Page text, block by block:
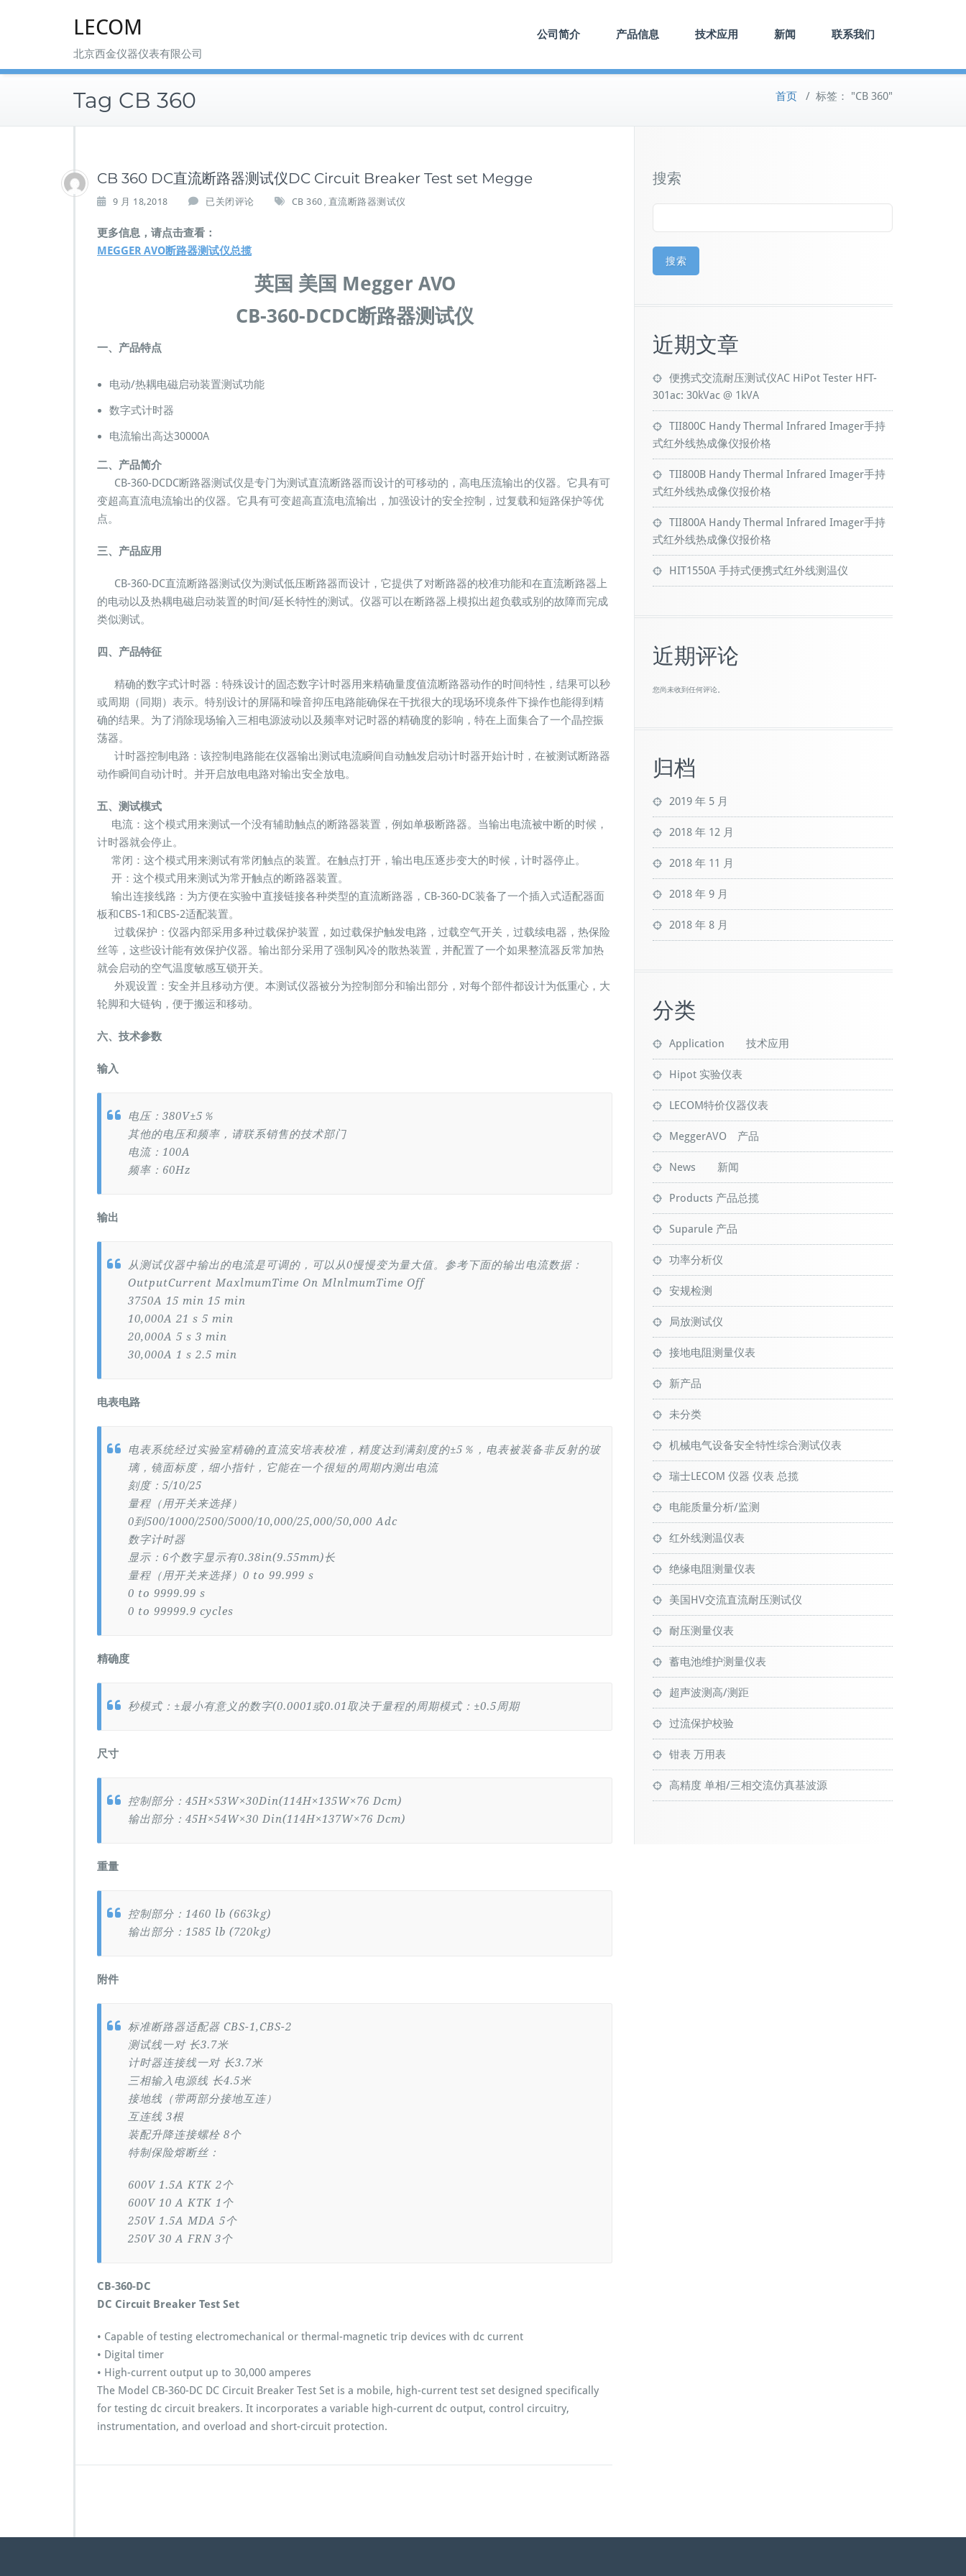
LECOM
北京西金仪器仪表有限公司
公司简介 产品信息 技术应用 新闻 联系我们
Tag CB 360 首页 / 标签： "CB 360"
CB 360 DC直流断路器测试仪DC Circuit Breaker Test set Megge
9 月 18,2018
C
3
6
0
试
c
u
a
k
t
s
e
e
g
已关闭评论 CB 360 直流断路器测试仪
更多信息，请点击查看：
MEGGER AVO断路器测试仪总揽
英国 美国 Megger AVO
CB-360-DCDC断路器测试仪
一、产品特点
电动/热耦电磁启动装置测试功能
数字式计时器
电流输出高达30000A
二、产品简介
CB-360-DCDC断路器测试仪是专门为测试直流断路器而设计的可移动的，高电压流输出的仪器。它具有可
变超高直流电流输出的仪器。它具有可变超高直流电流输出，加强设计的安全控制，过复载和短路保护等优
点。
三、产品应用
CB-360-DC直流断路器测试仪为测试低压断路器而设计，它提供了对断路器的校准功能和在直流断路器上
的电动以及热耦电磁启动装置的时间/延长特性的测试。仪器可以在断路器上模拟出超负载或别的故障而完成
类似测试。
四、产品特征
精确的数字式计时器：特殊设计的固态数字计时器用来精确量度值流断路器动作的时间特性，结果可以秒
或周期（同期）表示。特别设计的屏隔和噪音抑压电路能确保在干扰很大的现场环境条件下操作也能得到精
确的结果。为了消除现场输入三相电源波动以及频率对记时器的精确度的影响，特在上面集合了一个晶控振
荡器。
计时器控制电路：该控制电路能在仪器输出测试电流瞬间自动触发启动计时器开始计时，在被测试断路器
动作瞬间自动计时。并开启放电电路对输出安全放电。
五、测试模式
电流：这个模式用来测试一个没有辅助触点的断路器装置，例如单极断路器。当输出电流被中断的时候，
计时器就会停止。
常闭：这个模式用来测试有常闭触点的装置。在触点打开，输出电压逐步变大的时候，计时器停止。
开：这个模式用来测试为常开触点的断路器装置。
输出连接线路：为方便在实验中直接链接各种类型的直流断路器，CB-360-DC装备了一个插入式适配器面
板和CBS-1和CBS-2适配装置。
过载保护：仪器内部采用多种过载保护装置，如过载保护触发电路，过载空气开关，过载续电器，热保险
丝等，这些设计能有效保护仪器。输出部分采用了强制风冷的散热装置，并配置了一个如果整流器反常加热
就会启动的空气温度敏感互锁开关。
外观设置：安全并且移动方便。本测试仪器被分为控制部分和输出部分，对每个部件都设计为低重心，大
轮脚和大链钩，便于搬运和移动。
六、技术参数
输入
电压：380V±5％
其他的电压和频率，请联系销售的技术部门
电流：100A
频率：60Hz
输出
从测试仪器中输出的电流是可调的，可以从0慢慢变为量大值。参考下面的输出电流数据：
OutputCurrent MaxlmumTime On MlnlmumTime Off
3750A 15 min 15 min
10,000A 21 s 5 min
20,000A 5 s 3 min
30,000A 1 s 2.5 min
电表电路
电表系统经过实验室精确的直流安培表校准，精度达到满刻度的±5％，电表被装备非反射的玻
璃，镜面标度，细小指针，它能在一个很短的周期内测出电流
刻度：5/10/25
量程（用开关来选择）
0到500/1000/2500/5000/10,000/25,000/50,000 Adc
数字计时器
显示：6个数字显示有0.38in(9.55mm)长
量程（用开关来选择）0 to 99.999 s
0 to 9999.99 s
0 to 99999.9 cycles
精确度
秒模式：±最小有意义的数字(0.0001或0.01取决于量程的周期模式：±0.5周期
尺寸
控制部分：45H×53W×30Din(114H×135W×76 Dcm)
输出部分：45H×54W×30 Din(114H×137W×76 Dcm)
重量
控制部分：1460 lb (663kg)
输出部分：1585 lb (720kg)
附件
标准断路器适配器 CBS-1,CBS-2
测试线一对 长3.7米
计时器连接线一对 长3.7米
三相输入电源线 长4.5米
接地线（带两部分接地互连）
互连线 3根
装配升降连接螺栓 8个
特制保险熔断丝：
600V 1.5A KTK 2个
600V 10 A KTK 1个
250V 1.5A MDA 5个
250V 30 A FRN 3个
CB-360-DC
DC Circuit Breaker Test Set
• Capable of testing electromechanical or thermal-magnetic trip devices with dc current
• Digital timer
• High-current output up to 30,000 amperes
The Model CB-360-DC DC Circuit Breaker Test Set is a mobile, high-current test set designed specifically
for testing dc circuit breakers. It incorporates a variable high-current dc output, control circuitry,
instrumentation, and overload and short-circuit protection.
搜索
搜索
近期文章
便携式交流耐压测试仪AC HiPot Tester HFT-
301ac: 30kVac @ 1kVA
TII800C Handy Thermal Infrared Imager手持
式红外线热成像仪报价格
TII800B Handy Thermal Infrared Imager手持
式红外线热成像仪报价格
TII800A Handy Thermal Infrared Imager手持
式红外线热成像仪报价格
HIT1550A 手持式便携式红外线测温仪
近期评论
您尚未收到任何评论。
归档
2019 年 5 月
2018 年 12 月
2018 年 11 月
2018 年 9 月
2018 年 8 月
分类
Application 技术应用
Hipot 实验仪表
LECOM特价仪器仪表
MeggerAVO 产品
News 新闻
Products 产品总揽
Suparule 产品
功率分析仪
安规检测
局放测试仪
接地电阻测量仪表
新产品
未分类
机械电气设备安全特性综合测试仪表
瑞士LECOM 仪器 仪表 总揽
电能质量分析/监测
红外线测温仪表
绝缘电阻测量仪表
美国HV交流直流耐压测试仪
耐压测量仪表
蓄电池维护测量仪表
超声波测高/测距
过流保护校验
钳表 万用表
高精度 单相/三相交流仿真基波源